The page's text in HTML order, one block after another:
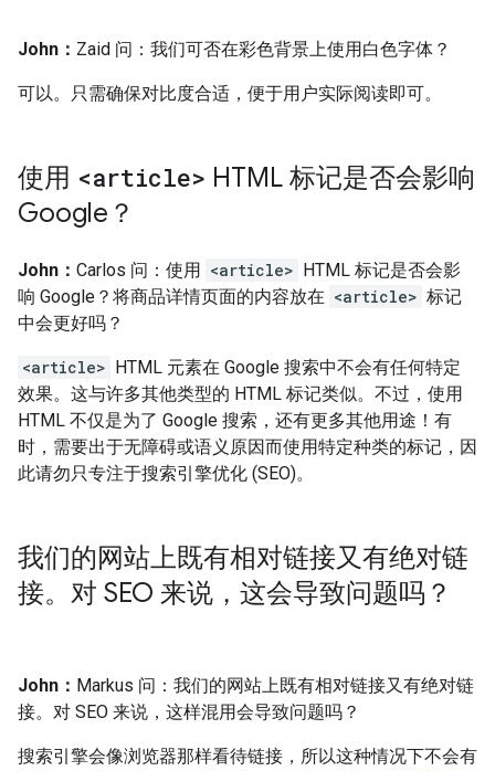
John： Zaid 问：我们可否在彩色背景上使用白色字体？
可以。只需确保对比度合适，便于用户实际阅读即可。
使用 <article> HTML 标记是否会影响
Google？
John： Carlos 问：使用 <article> HTML 标记是否会影
响 Google？将商品详情页面的内容放在 <article> 标记
中会更好吗？
<article> HTML 元素在 Google 搜索中不会有任何特定
效果。这与许多其他类型的 HTML 标记类似。不过，使用
HTML 不仅是为了 Google 搜索，还有更多其他用途！有
时，需要出于无障碍或语义原因而使用特定种类的标记，因
此请勿只专注于搜索引擎优化 (SEO)。
我们的网站上既有相对链接又有绝对链
接。对 SEO 来说，这会导致问题吗？
John： Markus 问：我们的网站上既有相对链接又有绝对链
接。对 SEO 来说，这样混用会导致问题吗？
搜索引擎会像浏览器那样看待链接，所以这种情况下不会有